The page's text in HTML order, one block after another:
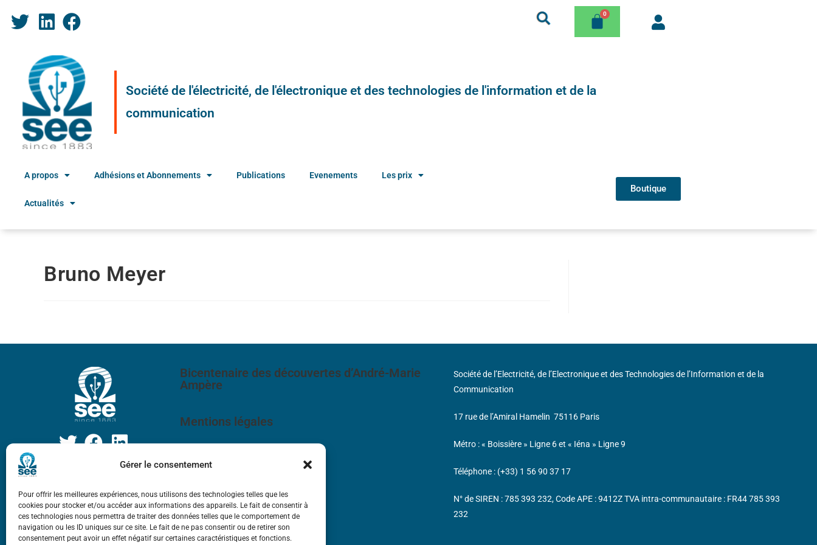
Gérer le consentement
Pour offrir les meilleures expériences, nous utilisons des technologies telles que les
cookies pour stocker et/ou accéder aux informations des appareils. Le fait de consentir à
ces technologies nous permettra de traiter des données telles que le comportement de
navigation ou les ID uniques sur ce site. Le fait de ne pas consentir ou de retirer son
consentement peut avoir un effet négatif sur certaines caractéristiques et fonctions.
Société de l'électricité, de l'électronique et des technologies de l'information et de la
communication
A propos Adhésions et Abonnements Publications Evenements Les prix
Actualités
Boutique
Bruno Meyer
Bicentenaire des découvertes d’André-Marie
Ampère
Mentions légales
Société de l’Electricité, de l’Electronique et des Technologies de l’Information et de la
Communication
17 rue de l’Amiral Hamelin 75116 Paris
Métro : « Boissière » Ligne 6 et « Iéna » Ligne 9
Téléphone : (+33) 1 56 90 37 17
N° de SIREN : 785 393 232, Code APE : 9412Z TVA intra-communautaire : FR44 785 393
232